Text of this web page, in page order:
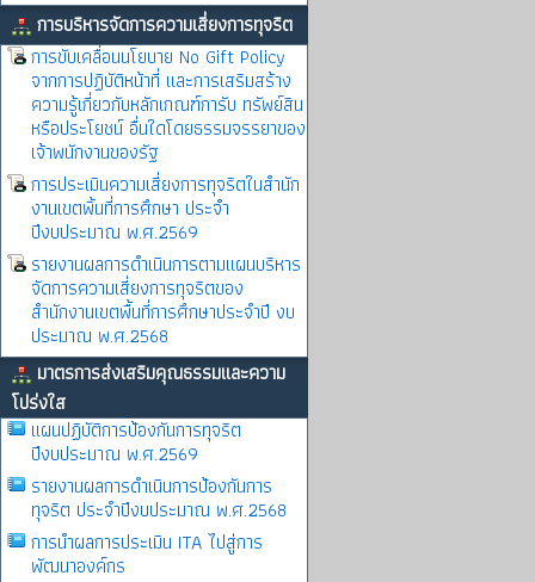
การบริหารจัดการความเสี่ยงการทุจริต
การขับเคลื่อนนโยบาย No Gift Policy
จากการปฏิบัติหน้าที่ และการเสริมสร้าง
ความรู้เกี่ยวกับหลักเกณฑ์การับ ทรัพย์สิน
หรือประโยชน์ อื่นใดโดยธรรมจรรยาของ
เจ้าพนักงานของรัฐ
การประเมินความเสี่ยงการทุจริตในสำนัก
งานเขตพิ้นที่การศึกษา ประจำ
ปีงบประมาณ พ.ศ.2569
รายงานผลการดำเนินการตามแผนบริหาร
จัดการความเสี่ยงการทุจริตของ
สำนักงานเขตพื้นที่การศึกษาประจำปี งบ
ประมาณ พ.ศ.2568
มาตรการส่งเสริมคุณธรรมและความ
โปร่งใส
แผนปฏิบัติการป้องกันการทุจริต
ปีงบประมาณ พ.ศ.2569
รายงานผลการดําเนินการป้องกันการ
ทุจริต ประจําปีงบประมาณ พ.ศ.2568
การนำผลการประเมิน ITA ไปสู่การ
พัฒนาองค์กร